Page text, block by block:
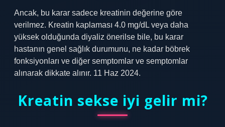
Ancak, bu karar sadece kreatinin değerine göre
verilmez. Kreatin kaplaması 4.0 mg/dL veya daha
yüksek olduğunda diyaliz önerilse bile, bu karar
hastanın genel sağlık durumunu, ne kadar böbrek
fonksiyonları ve diğer semptomlar ve semptomlar
alınarak dikkate alınır. 11 Haz 2024.
Kreatin sekse iyi gelir mi?